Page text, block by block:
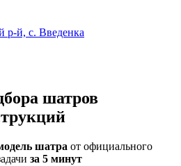
р-й, с. Введенка
шатров
шатра от официального
за 5 минут